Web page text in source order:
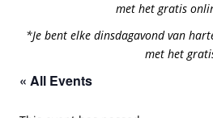
met het gratis
*Je bent elke dinsdagavond van
met het
« All Events